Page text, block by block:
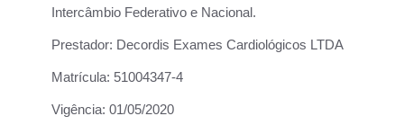
Intercâmbio Federativo e Nacional.
Prestador: Decordis Exames Cardiológicos LTDA
Matrícula: 51004347-4
Vigência: 01/05/2020